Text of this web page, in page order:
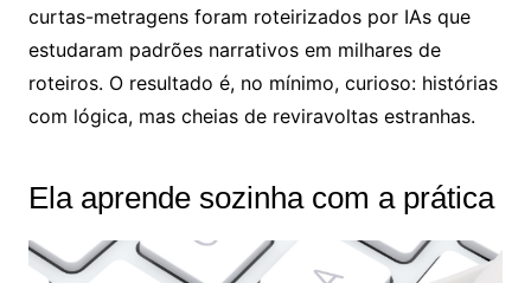
curtas-metragens foram roteirizados por IAs que
estudaram padrões narrativos em milhares de
roteiros. O resultado é, no mínimo, curioso: histórias
com lógica, mas cheias de reviravoltas estranhas.
Ela aprende sozinha com a prática